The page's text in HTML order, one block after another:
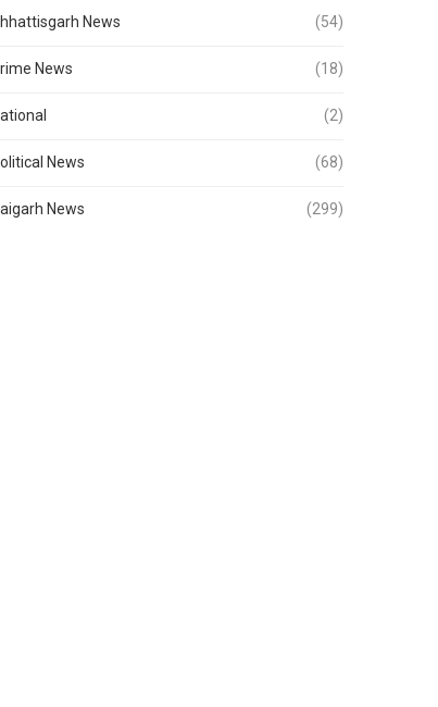
News (54)
News (18)
(2)
News (68)
News (299)